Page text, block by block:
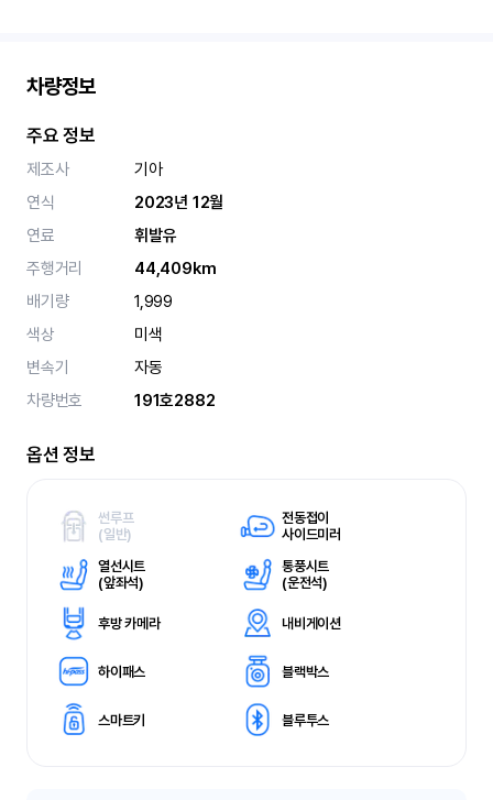
차량정보
주요 정보
제조사
기아
연식
2023년 12월
연료
휘발유
주행거리
44,409km
배기량
1,999
색상
미색
변속기
자동
차량번호
191호2882
옵션 정보
썬루프
(일반)
전동접이
사이드미러
열선시트
(앞좌석)
통풍시트
(운전석)
후방 카메라 내비게이션
하이패스 블랙박스
스마트키 블루투스